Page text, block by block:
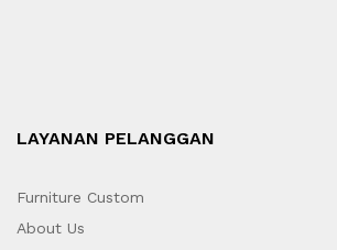
LAYANAN PELANGGAN
Furniture Custom
About Us